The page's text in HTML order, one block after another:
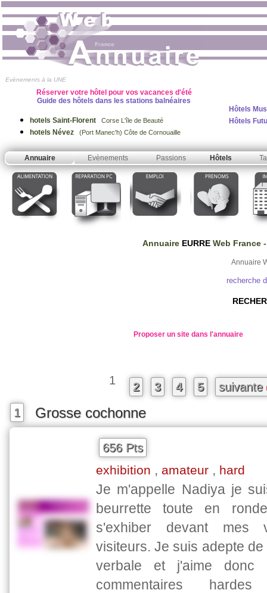
Evènements à la UNE
Réserver votre hôtel pour vos vacances d'été
Guide des hôtels dans les stations balnéaires
hotels Saint-Florent Corse L'île de Beauté
hotels Névez (Port Manec'h) Côte de Cornouaille
Hôtels
Hôtels
Annuaire Evènements Passions Hôtels
Annuaire EURREWeb France-
Annuaire
recherche
Proposer un site dans l'annuaire
1 2 3 4 5
suivante
1
Grosse cochonne
656 Pts
exhibition , amateur , hard
Je m'appelle Nadiya je
beurrette toute en
s'exhiber devant mes
visiteurs. Je suis adepte
verbale et j'aime donc
commentaires